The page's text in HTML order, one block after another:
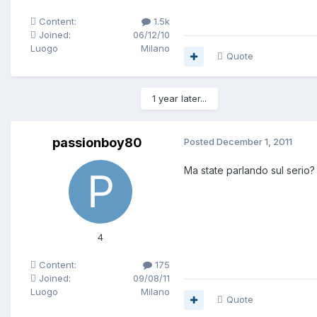
Content:
1.5k
Joined:
06/12/10
Luogo
Milano
Quote
1 year later...
passionboy80
4
Content:
175
Joined:
09/08/11
Luogo
Milano
Posted December 1, 2011
Ma state parlando sul serio?
Quote